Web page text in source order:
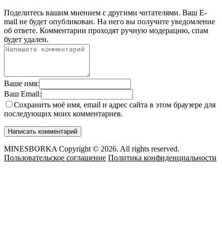
Поделитесь вашим мнением с другими читателями. Ваш E-
mail не будет опубликован. На него вы получите уведомление
об ответе. Комментарии проходят ручную модерацию, спам
будет удален.
Ваше имя:
Ваш Email:
Сохранить моё имя, email и адрес сайта в этом браузере для
последующих моих комментариев.
MINESBORKA Copyright © 2026. All rights reserved.
Пользовательское соглашение Политика конфиденциальности